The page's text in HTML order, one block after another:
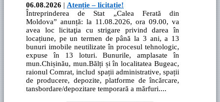
06.08.2026 | Atenție – licitație!
Întreprinderea de Stat „Calea Ferată din
Moldova” anunță: la 11.08.2026, ora 09.00, va
avea loc licitaţia cu strigare privind darea în
locațiune, pe un termen de până la 3 ani, a 13
bunuri imobile neutilizate în procesul tehnologic,
expuse în 13 loturi. Bunurile, amplasate în
mun.Chișinău, mun.Bălți și în localitatea Bugeac,
raionul Comrat, includ spații administrative, spații
de producere, depozite, platforme de încărcare,
tansbordare/depozitare temporară a mărfuri....